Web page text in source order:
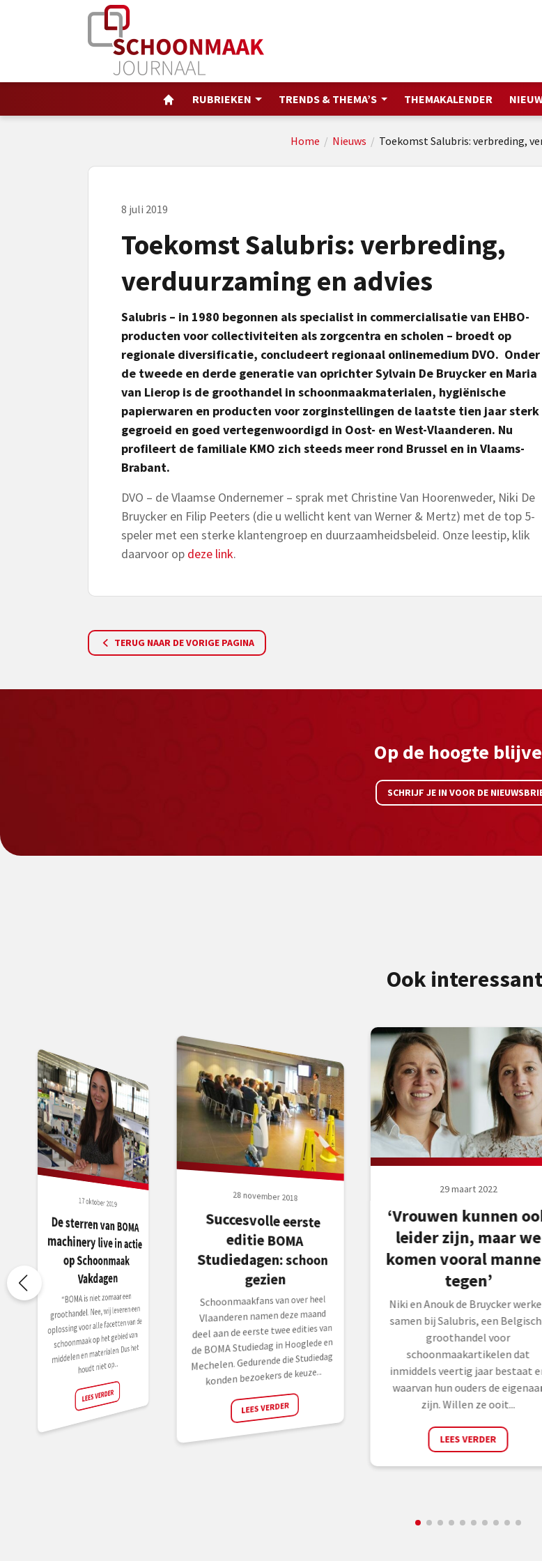
RUBRIEKEN TRENDS & THEMA’S THEMAKALENDER
Home / Nieuws / Toekomst Salubris: verbreding,
8 juli 2019
Toekomst Salubris: verbreding,
verduurzaming en advies
Salubris – in 1980 begonnen als specialist in commercialisatie van EHBO-
producten voor collectiviteiten als zorgcentra en scholen – broedt op
regionale diversificatie, concludeert regionaal onlinemedium DVO. Onder
de tweede en derde generatie van oprichter Sylvain De Bruycker en Maria
van Lierop is de groothandel in schoonmaakmaterialen, hygiënische
papierwaren en producten voor zorginstellingen de laatste tien jaar sterk
gegroeid en goed vertegenwoordigd in Oost- en West-Vlaanderen. Nu
profileert de familiale KMO zich steeds meer rond Brussel en in Vlaams-
Brabant.
DVO – de Vlaamse Ondernemer – sprak met Christine Van Hoorenweder, Niki De
Bruycker en Filip Peeters (die u wellicht kent van Werner & Mertz) met de top 5-
speler met een sterke klantengroep en duurzaamheidsbeleid. Onze leestip, klik
daarvoor op deze link.
TERUG NAAR DE VORIGE PAGINA
Op de hoogte
SCHRIJF JE IN VOOR DE
Ook
17 oktober 2019
De sterren van BOMA
machinery live in actie
op Schoonmaak
Vakdagen
“BOMA is niet zomaar een
groothandel. Nee, wij leveren een
oplossing voor alle facetten van de
schoonmaak op het gebied van
middelen en materialen. Dus het
houdt niet op...
LEES VERDER
28 november 2018
Succesvolle eerste
editie BOMA
Studiedagen: schoon
gezien
Schoonmaakfans van over heel
Vlaanderen namen deze maand
deel aan de eerste twee edities van
de BOMA Studiedag in Hooglede en
Mechelen. Gedurende die Studiedag
konden bezoekers de keuze...
LEES VERDER
29 maart 2022
‘Vrouwen kunnen
leider zijn, maar we
komen vooral
tegen’
Niki en Anouk de Bruycker
samen bij Salubris, een
groothandel voor
schoonmaakartikelen dat
inmiddels veertig jaar bestaat
waarvan hun ouders de
zijn. Willen ze ooit...
LEES VERDER